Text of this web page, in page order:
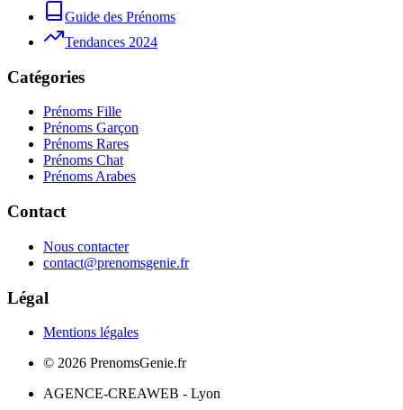
Guide des Prénoms
Tendances 2024
Catégories
Prénoms Fille
Prénoms Garçon
Prénoms Rares
Prénoms Chat
Prénoms Arabes
Contact
Nous contacter
contact@prenomsgenie.fr
Légal
Mentions légales
© 2026 PrenomsGenie.fr
AGENCE-CREAWEB - Lyon